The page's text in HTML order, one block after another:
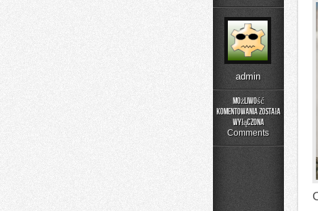
admin
Możliwość
komentowania
Europie
została
wyłączona
Comments